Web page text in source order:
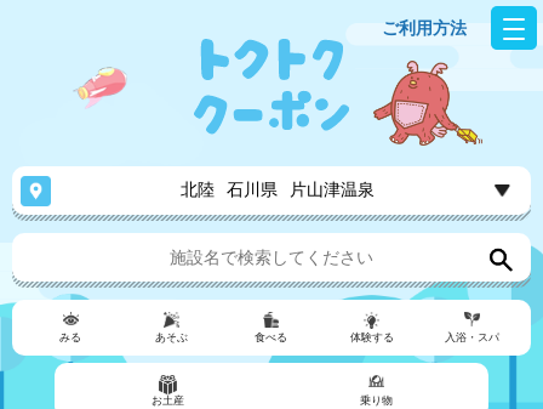
ご利用方法
北陸 石川県 片山津温泉
みる あそぶ 食べる 体験する 入浴・スパ
お土産 乗り物